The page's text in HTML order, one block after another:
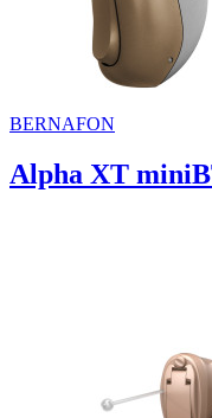
BERNAFON
Alpha XT